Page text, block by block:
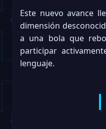
Este nuevo avance
dimensión
a una bola que
participar
lenguaje.